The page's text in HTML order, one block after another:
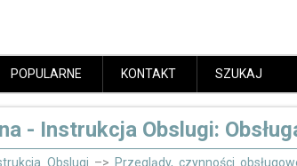
POPULARNE KONTAKT SZUKAJ
- Instrukcja Obslugi:
Obslugi –> Przeglądy, czynności